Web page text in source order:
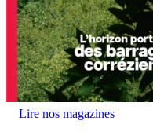
Lire nos magazines